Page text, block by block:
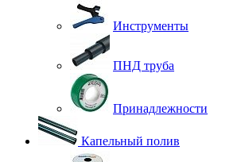
Инструменты
ПНД труба
Принадлежности
Капельный полив